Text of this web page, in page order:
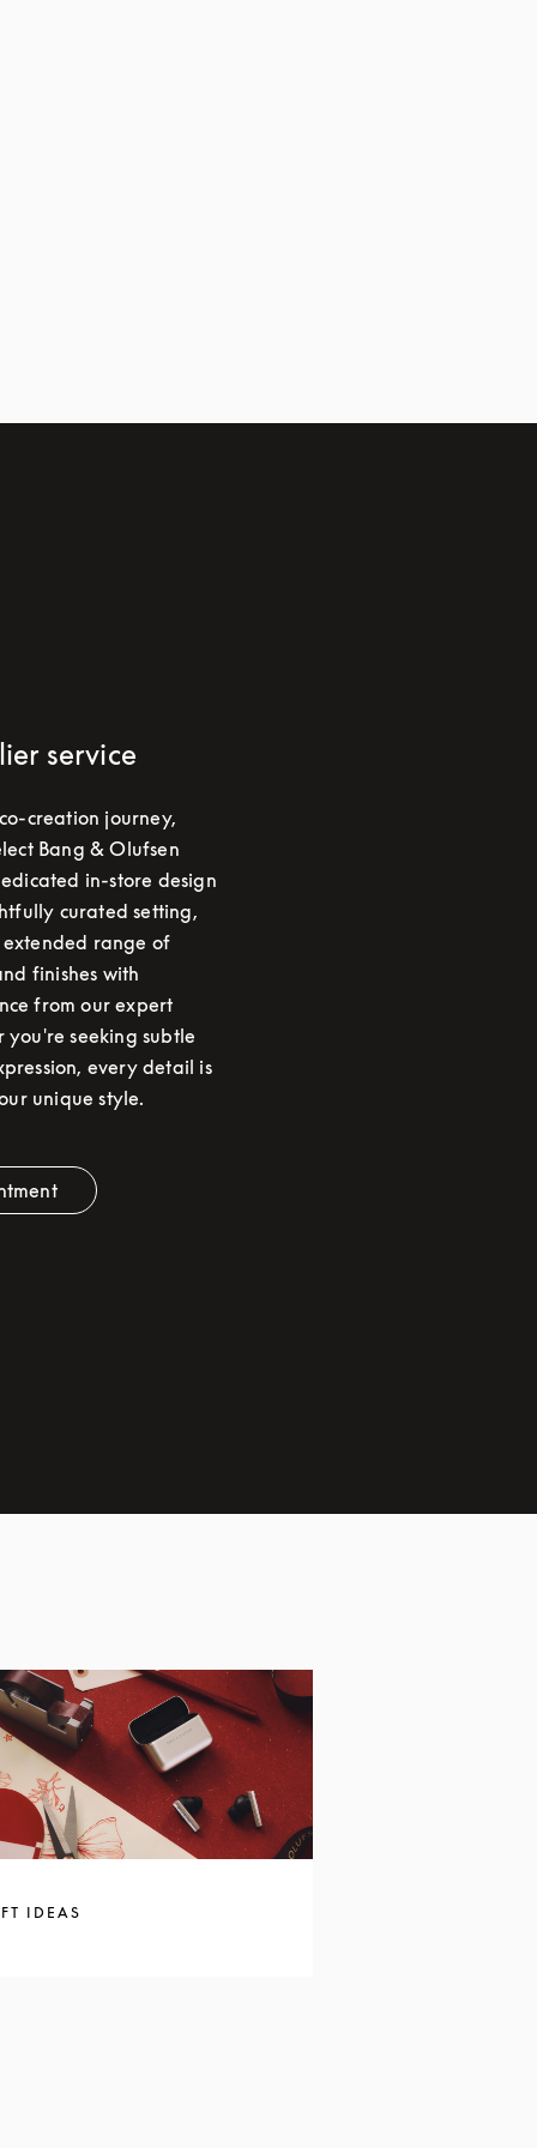
service
creation journey,
Bang & Olufsen
in-store design
curated setting,
range of
finishes with
from our expert
you're seeking subtle
every detail is
unique style.
in New Tab
IDEAS